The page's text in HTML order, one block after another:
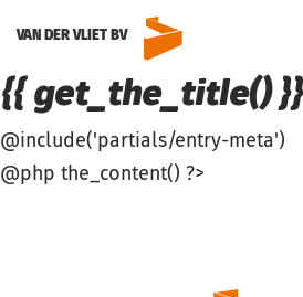
VAN DER VLIET BV
{{ get_the_title() }}
@include('partials/entry-meta')
@php the_content() ?>